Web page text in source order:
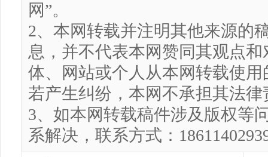
网”。
2、本网转载并注明其他来源的
息，并不代表本网赞同其观点
体、网站或个人从本网转载使
若产生纠纷，本网不承担其法律
3、如本网转载稿件涉及版权等
系解决，联系方式：